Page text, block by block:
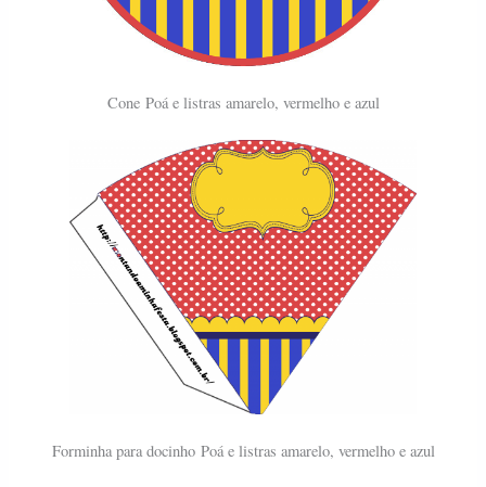
Cone Poá e listras amarelo, vermelho e azul
Forminha para docinho Poá e listras amarelo, vermelho e azul